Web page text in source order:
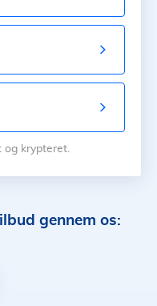
og krypteret.
gennem os: